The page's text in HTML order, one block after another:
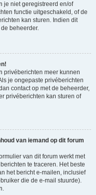
je niet geregistreerd en/of
functie uitgeschakeld, of de
kan sturen. Indien dit
beheerder.
privéberichten meer kunnen
je ongepaste privéberichten
contact op met de beheerder,
privéberichten kan sturen of
van iemand op dit forum
van dit forum werkt met
te traceren. Het beste
het bericht e-mailen, inclusief
die de e-mail stuurde).